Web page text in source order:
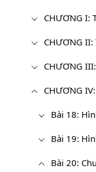
CHƯƠNG I:
CHƯƠNG